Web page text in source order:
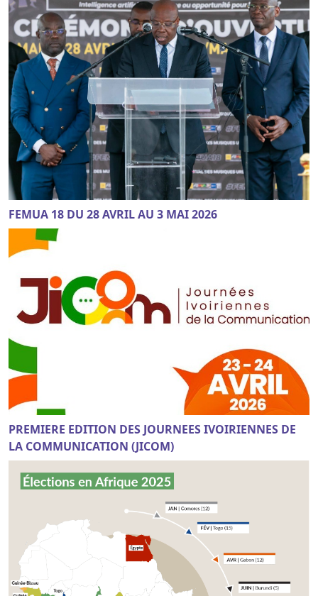
FEMUA 18 DU 28 AVRIL AU 3 MAI 2026
PREMIERE EDITION DES JOURNEES IVOIRIENNES DE
LA COMMUNICATION (JICOM)